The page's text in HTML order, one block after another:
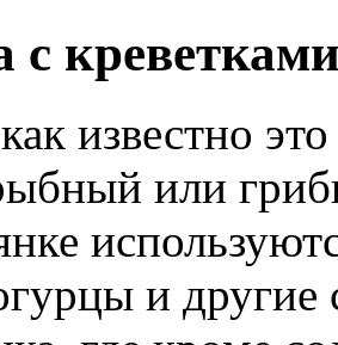
с
известно
или
и другие